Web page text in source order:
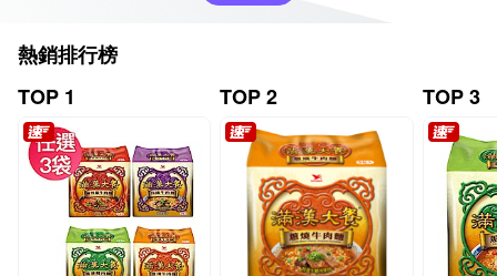
熱銷排行榜
TOP 1
TOP 2 TOP 3